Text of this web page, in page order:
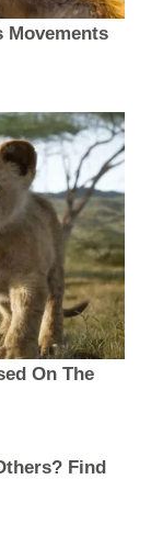
Movements
On The
Find